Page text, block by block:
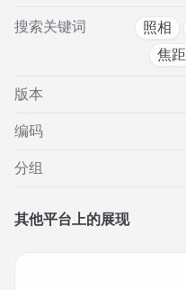
搜索关键词 照相
焦距
版本
编码
分组
其他平台上的展现